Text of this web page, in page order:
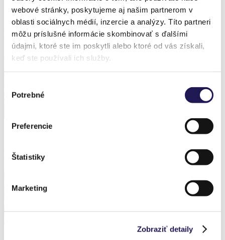
webové stránky, poskytujeme aj našim partnerom v
oblasti sociálnych médií, inzercie a analýzy. Títo partneri
môžu príslušné informácie skombinovať s ďalšími
údajmi, ktoré ste im poskytli alebo ktoré od vás získali,
keď ste používali ich služby.
súhlasu
Potrebné
Preferencie
Štatistiky
Marketing
Zobraziť detaily
Realization – Děčín
Produkt z realizace
Sleva 37 %
PANOGLASS
Sklo
Od 67 264,89
Předchozí realizace
KAYA | Bioklimatická pergola / Borský Mikuláš